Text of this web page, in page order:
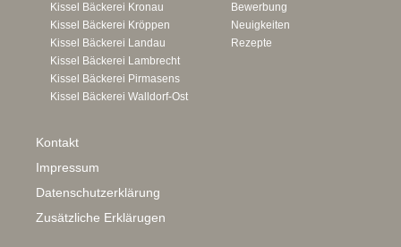
Kissel Bäckerei Kronau
Kissel Bäckerei Kröppen
Kissel Bäckerei Landau
Kissel Bäckerei Lambrecht
Kissel Bäckerei Pirmasens
Kissel Bäckerei Walldorf-Ost
Bewerbung
Neuigkeiten
Rezepte
Kontakt
Impressum
Datenschutzerklärung
Zusätzliche Erklärugen